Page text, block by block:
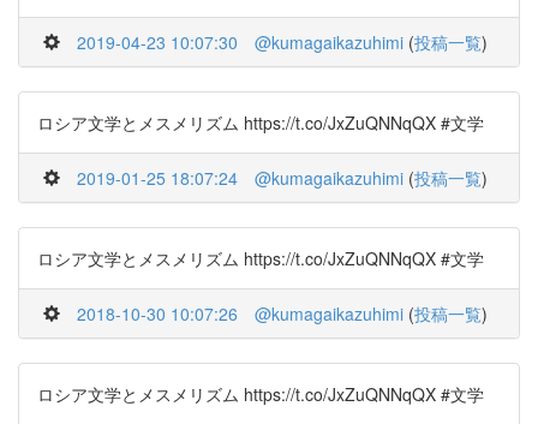
2019-04-23 10:07:30 @kumagaikazuhimi (投稿一覧)
ロシア文学とメスメリズム https://t.co/JxZuQNNqQX #文学
2019-01-25 18:07:24 @kumagaikazuhimi (投稿一覧)
ロシア文学とメスメリズム https://t.co/JxZuQNNqQX #文学
2018-10-30 10:07:26 @kumagaikazuhimi (投稿一覧)
ロシア文学とメスメリズム https://t.co/JxZuQNNqQX #文学